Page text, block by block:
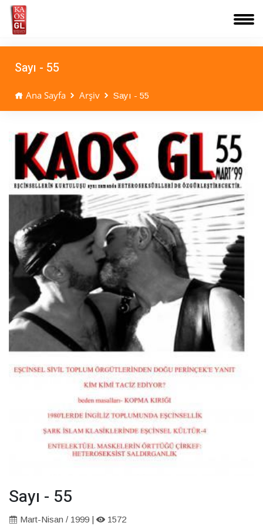
Sayı - 55
Ana Sayfa Arşiv Sayı - 55
Sayı - 55
Mart-Nisan / 1999 | 1572